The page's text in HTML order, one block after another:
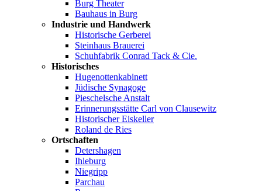
Burg Theater
Bauhaus in Burg
Industrie und Handwerk
Historische Gerberei
Steinhaus Brauerei
Schuhfabrik Conrad Tack & Cie.
Historisches
Hugenottenkabinett
Jüdische Synagoge
Pieschelsche Anstalt
Erinnerungsstätte Carl von Clausewitz
Historischer Eiskeller
Roland de Ries
Ortschaften
Detershagen
Ihleburg
Niegripp
Parchau